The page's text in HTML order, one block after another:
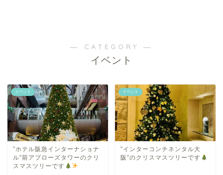
― CATEGORY ―
イベント
イベント
”ホテル阪急インターナショナ
ル”前アプローズタワーのクリ
スマスツリーです
イベント
”インターコンチネンタル大
阪”のクリスマスツリーです